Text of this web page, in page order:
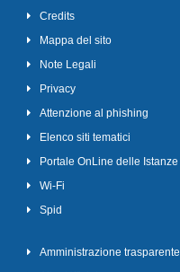
Credits
Mappa del sito
Note Legali
Privacy
Attenzione al phishing
Elenco siti tematici
Portale OnLine delle Istanze
Wi-Fi
Spid
Amministrazione trasparente